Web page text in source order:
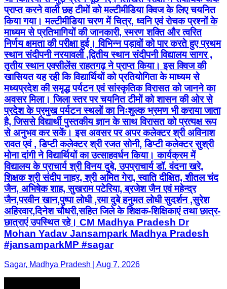
प्राप्त करने वाली छह टीमों को मल्टीमीडिया क्विज के लिए चयनित
किया गया। मल्टीमीडिया चरण में चित्र, ध्वनि एवं रोचक प्रश्नों के
माध्यम से प्रतिभागियों की जानकारी, स्मरण शक्ति और त्वरित
निर्णय क्षमता की परीक्षा हुई। विभिन्न पड़ावों को पार करते हुए प्रथम
स्थान संदीपनी नरयावली ,द्वितीय स्थान संदीपनी विद्यालय सागर ,
तृतीय स्थान एक्सीलेंस राहतगढ़ ने प्राप्त किया। इस क्विज की
खासियत यह रही कि विद्यार्थियों को प्रतियोगिता के माध्यम से
मध्यप्रदेश की समृद्ध पर्यटन एवं सांस्कृतिक विरासत को जानने का
अवसर मिला। जिला स्तर पर चयनित टीमों को शासन की ओर से
प्रदेश के प्रमुख पर्यटन स्थलों का निःशुल्क भ्रमण भी कराया जाता
है, जिससे विद्यार्थी पुस्तकीय ज्ञान के साथ विरासत को प्रत्यक्ष रूप
से अनुभव कर सकें। इस अवसर पर अपर कलेक्टर श्री अविनाश
रावत एवं , डिप्टी कलेक्टर श्री रजत सोनी, डिप्टी कलेक्टर सुश्री
मोना दांगी ने विद्यार्थियों का उत्साहवर्धन किया। कार्यक्रम में
विद्यालय के प्राचार्य श्री विनय दुबे, उपप्राचार्य डॉ. वंदना खरे,
शिक्षक श्री संदीप नाहर, श्री अमित गेरा, स्वाति दीक्षित, शीतल चंद
जैन, अभिषेक शाह, सुखराम पटेरिया, ब्रजेश जैन एवं महेन्द्र
जैन,परवीन खान,पुष्पा लोधी ,रमा दुबे हनुमत लोधी सुदर्शन ,सुरेश
अहिरवार,दिनेश चौधरी,सहित जिले के शिक्षक-शिक्षिकाएं तथा छात्र-
छात्राएं उपस्थित रहे। CM Madhya Pradesh Dr
Mohan Yadav Jansampark Madhya Pradesh
#jansamparkMP #sagar
Sagar, Madhya Pradesh | Aug 7, 2026